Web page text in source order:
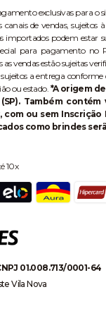
exclusivas para
canais de vendas,
podem estar
para pagamento
vendas estão sujeitas
a entrega
ou estado. *A origem
Também
ou sem
como brindes
10x
01.008.713/0001-64
Vila Nova